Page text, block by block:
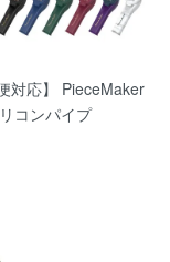
対応】 PieceMaker
コンパイプ